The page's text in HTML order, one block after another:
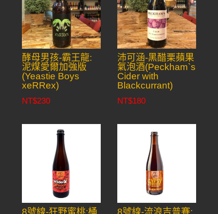
酵母男孩-霸王龍:
泥煤愛爾加強版
(Yeastie Boys
xeRRex)
NT$230
沛可涵-黑醋栗蘋果
氣泡酒(Peckham`s
Cider with
Blackcurrant)
NT$180
8號線-狂野蜜桃:桶 8號線-流浪吉普賽: